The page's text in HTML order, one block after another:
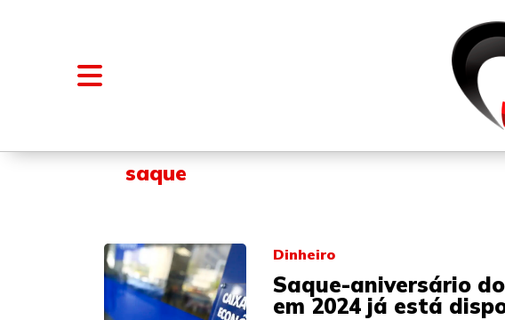
saque
Dinheiro
Saque-aniversário do
em 2024 já está